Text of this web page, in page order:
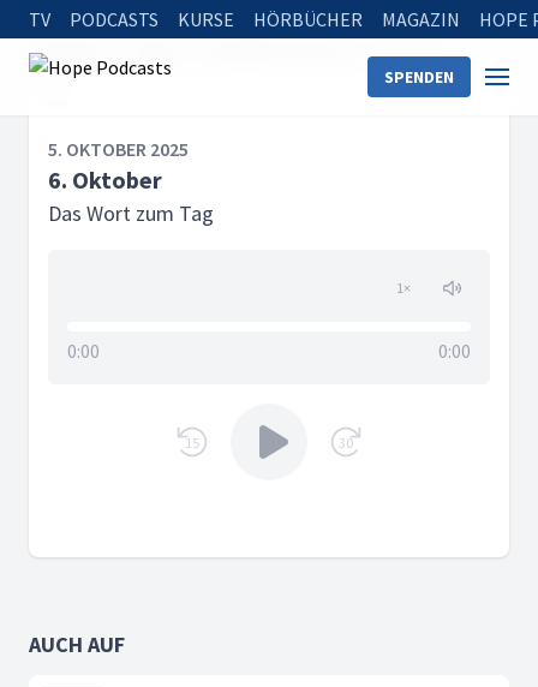
TV PODCASTS KURSE HÖRBÜCHER MAGAZIN HOPE
SPENDEN
Startseite 6. Oktober
5. OKTOBER 2025
6. Oktober
Das Wort zum Tag
1×
0:00 0:00
15 30
AUCH AUF